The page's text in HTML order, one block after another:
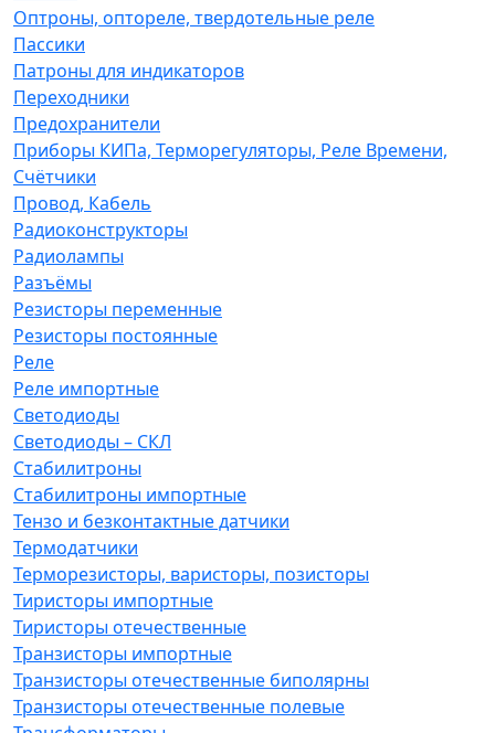
Оптроны, оптореле, твердотельные реле
Пассики
Патроны для индикаторов
Переходники
Предохранители
Приборы КИПа, Терморегуляторы, Реле Времени,
Счётчики
Провод, Кабель
Радиоконструкторы
Радиолампы
Разъёмы
Резисторы переменные
Резисторы постоянные
Реле
Реле импортные
Светодиоды
Светодиоды – СКЛ
Стабилитроны
Стабилитроны импортные
Тензо и безконтактные датчики
Термодатчики
Терморезисторы, варисторы, позисторы
Тиристоры импортные
Тиристоры отечественные
Транзисторы импортные
Транзисторы отечественные биполярны
Транзисторы отечественные полевые